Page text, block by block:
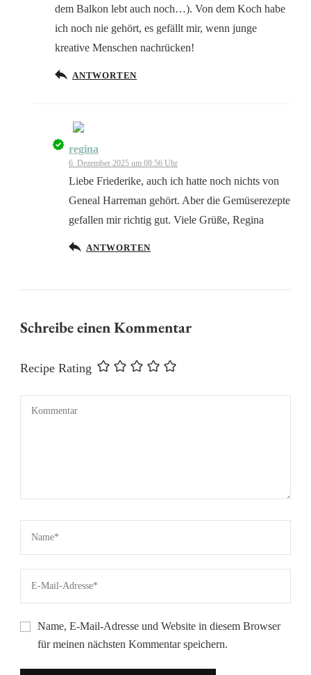
dem Balkon lebt auch noch…). Von dem Koch habe
ich noch nie gehört, es gefällt mir, wenn junge
kreative Menschen nachrücken!
ANTWORTEN
Das „Echte-Person“-Abzeichen!
Anti-Spam von CleanTalk
regina
6. Dezember 2025 um 08:56 Uhr
Liebe Friederike, auch ich hatte noch nichts von
Geneal Harreman gehört. Aber die Gemüserezepte
gefallen mir richtig gut. Viele Grüße, Regina
ANTWORTEN
Schreibe einen Kommentar
Recipe Rating
Name, E-Mail-Adresse und Website in diesem Browser
für meinen nächsten Kommentar speichern.